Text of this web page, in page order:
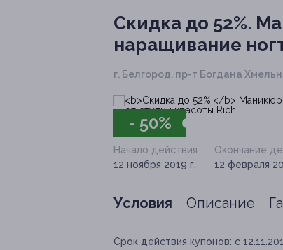
Скидка до 52%.
наращивание
г. Белгород, пр-т Богдана
- 50%
Начало действия
12 ноября 2019 г.
Окончание
12 февраля
Условия Описание
Срок действия купонов: с